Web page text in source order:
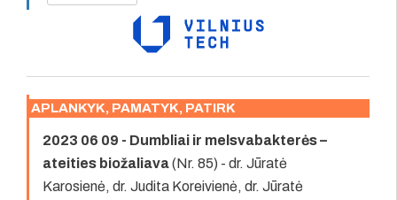
APLANKYK, PAMATYK, PATIRK
2023 06 09 - Dumbliai ir melsvabakterės –
ateities biožaliava(Nr. 85) - dr. Jūratė
Karosienė, dr. Judita Koreivienė, dr. Jūratė